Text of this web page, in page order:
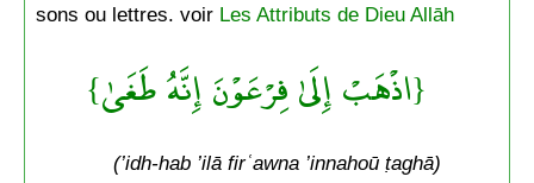
sons ou lettres. voir Les Attributs de Dieu Allāh
{اذْهَبْ إِلَىٰ فِرْعَوْنَ إِنَّهُ طَغَىٰ}
(’idh-hab ’ilā firʿawna ’innahoū ṭaghā)